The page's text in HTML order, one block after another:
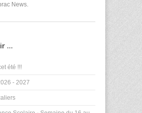
News.
...
été !!!
- 2027